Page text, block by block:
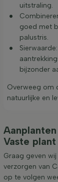
uitstraling.
goed met
palustris.
bijzonder
Overweeg om
natuurlijke en
Vaste plant
Graag geven
verzorgen van
op te volgen